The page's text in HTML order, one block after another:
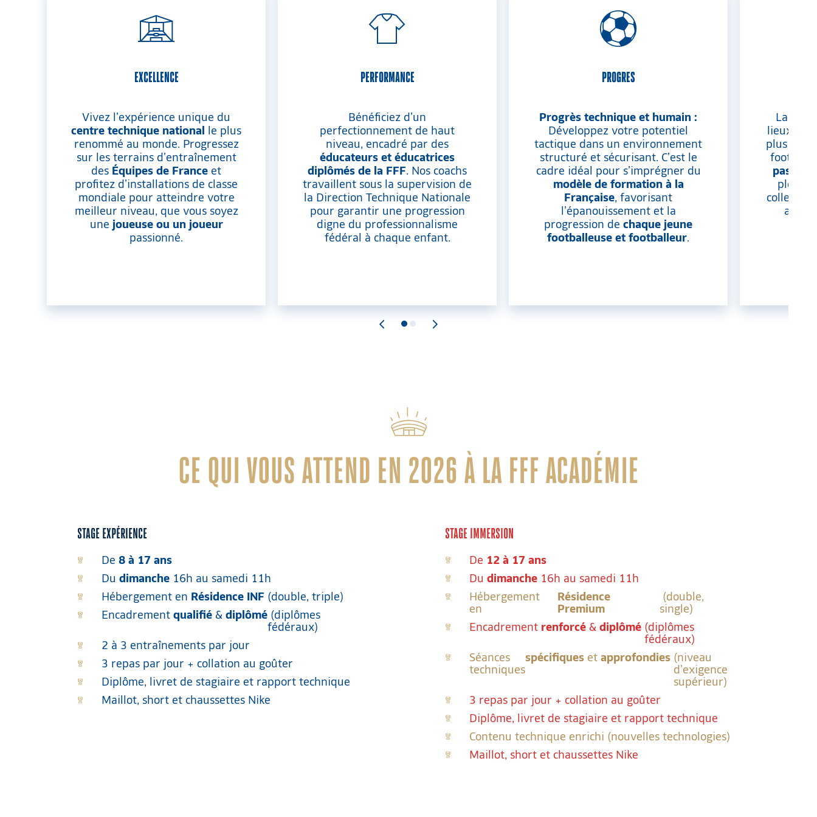
EXCELLENCE
Vivez l’expérience unique du
centre technique national le plus
renommé au monde. Progressez
sur les terrains d’entraînement
des Équipes de France et
profitez d’installations de classe
mondiale pour atteindre votre
meilleur niveau, que vous soyez
une joueuse ou un joueur
passionné.
PERFORMANCE
Bénéficiez d’un
perfectionnement de haut
niveau, encadré par des
éducateurs et éducatrices
diplômés de la FFF. Nos coachs
travaillent sous la supervision de
la Direction Technique Nationale
pour garantir une progression
digne du professionnalisme
fédéral à chaque enfant.
PROGRES
Progrès technique et humain :
Développez votre potentiel
tactique dans un environnement
structuré et sécurisant. C’est le
cadre idéal pour s’imprégner du
modèle de formation à la
Française, favorisant
l’épanouissement et la
progression dechaque jeune
footballeuse et footballeur.
lieux
plus
football
plongé
collectif,
au
CE QUI VOUS ATTEND EN 2026 À LA FFF ACADÉMIE
STAGE EXPÉRIENCE
De 8 à 17 ans
Dudimanche 16h au samedi 11h
Hébergement en Résidence INF (double, triple)
Encadrementqualifié &diplômé (diplômes
fédéraux)
2 à 3 entraînements par jour
3 repas par jour + collation au goûter
Diplôme, livret de stagiaire et rapport technique
Maillot, short et chaussettes Nike
STAGE IMMERSION
De 12 à 17 ans
Du dimanche 16h au samedi 11h
Hébergement
en
Résidence
Premium
(double,
single)
Encadrement renforcé & diplômé (diplômes
fédéraux)
Séances
techniques
spécifiques et approfondies (niveau
d’exigence
supérieur)
3 repas par jour + collation au goûter
Diplôme, livret de stagiaire et rapport technique
Contenu technique enrichi (nouvelles technologies)
Maillot, short et chaussettes Nike